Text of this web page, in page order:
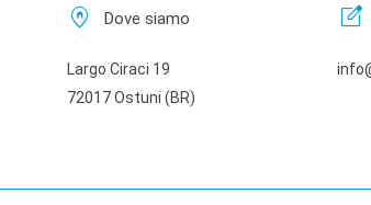
home_pin Dove siamo
Largo Ciraci 19
72017 Ostuni (BR)
edit_square